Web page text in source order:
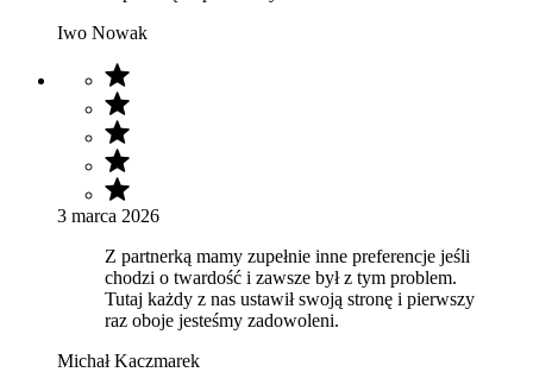
Iwo Nowak
3 marca 2026
Z partnerką mamy zupełnie inne preferencje jeśli
chodzi o twardość i zawsze był z tym problem.
Tutaj każdy z nas ustawił swoją stronę i pierwszy
raz oboje jesteśmy zadowoleni.
Michał Kaczmarek